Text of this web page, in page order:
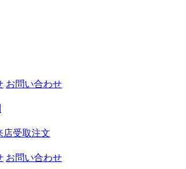
お問い合わせ
店受取注文
お問い合わせ